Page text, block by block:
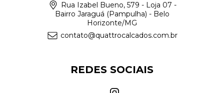
Rua Izabel Bueno, 579 - Loja 07 -
Bairro Jaraguá (Pampulha) - Belo
Horizonte/MG
contato@quattrocalcados.com.br
REDES SOCIAIS